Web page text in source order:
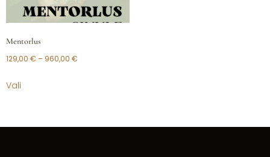
Mentorlus
129,00 € – 960,00 €
Vali